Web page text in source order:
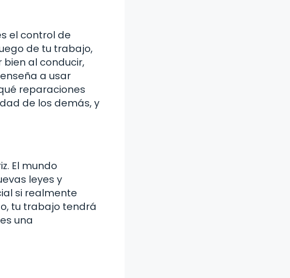
el control de
de tu trabajo,
al conducir,
a usar
reparaciones
de los demás, y
El mundo
leyes y
si realmente
tu trabajo tendrá
una